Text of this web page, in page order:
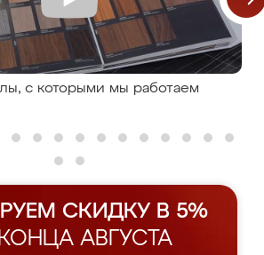
с которыми мы работаем
СКИДКУ В 5%
АВГУСТА